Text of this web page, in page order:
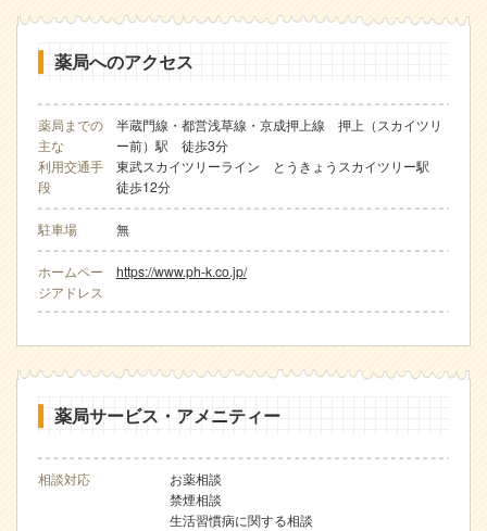
薬局へのアクセス
薬局までの
主な
利用交通手
段
半蔵門線・都営浅草線・京成押上線 押上（スカイツリ
ー前）駅 徒歩3分
東武スカイツリーライン とうきょうスカイツリー駅
徒歩12分
駐車場 無
ホームペー
ジアドレス
https://www.ph-k.co.jp/
薬局サービス・アメニティー
相談対応
お薬相談
禁煙相談
生活習慣病に関する相談